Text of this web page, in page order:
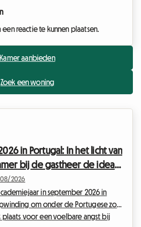
reactie te kunnen plaatsen.
Kamer aanbieden
Zoek een woning
in Portugal: In het licht van
bij de gastheer de ideale
2026
in september 2026 in
om onder de Portugese zon
plaats voor een voelbare angst bij